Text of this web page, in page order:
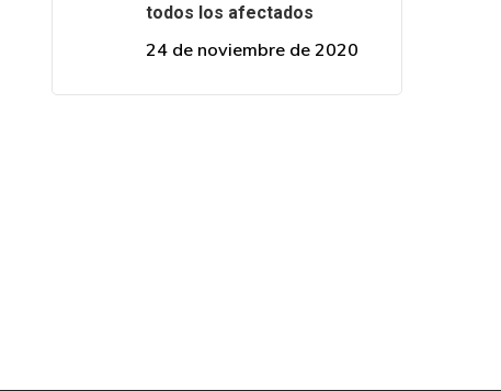
todos los afectados
24 de noviembre de 2020